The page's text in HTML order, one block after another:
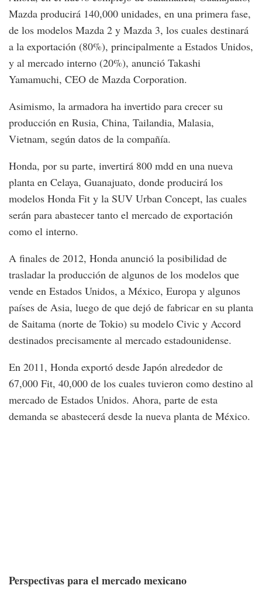
Mazda producirá 140,000 unidades, en una primera fase,
de los modelos Mazda 2 y Mazda 3, los cuales destinará
a la exportación (80%), principalmente a Estados Unidos,
y al mercado interno (20%), anunció Takashi
Yamamuchi, CEO de Mazda Corporation.
Asimismo, la armadora ha invertido para crecer su
producción en Rusia, China, Tailandia, Malasia,
Vietnam, según datos de la compañía.
Honda, por su parte, invertirá 800 mdd en una nueva
planta en Celaya, Guanajuato, donde producirá los
modelos Honda Fit y la SUV Urban Concept, las cuales
serán para abastecer tanto el mercado de exportación
como el interno.
A finales de 2012, Honda anunció la posibilidad de
trasladar la producción de algunos de los modelos que
vende en Estados Unidos, a México, Europa y algunos
países de Asia, luego de que dejó de fabricar en su planta
de Saitama (norte de Tokio) su modelo Civic y Accord
destinados precisamente al mercado estadounidense.
En 2011, Honda exportó desde Japón alrededor de
67,000 Fit, 40,000 de los cuales tuvieron como destino al
mercado de Estados Unidos. Ahora, parte de esta
demanda se abastecerá desde la nueva planta de México.
Perspectivas para el mercado mexicano